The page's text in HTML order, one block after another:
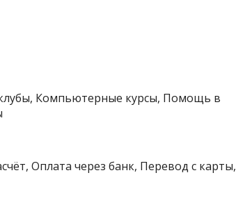
Компьютерные курсы, Помощь в
Оплата через банк, Перевод с карты,